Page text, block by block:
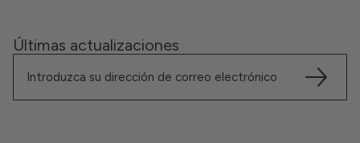
Últimas actualizaciones